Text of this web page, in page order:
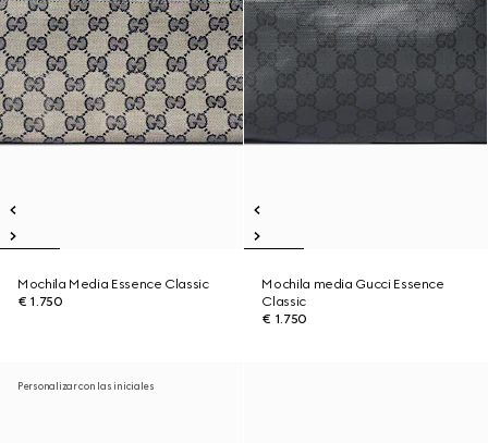
Mochila Media Essence Classic
€ 1.750
Mochila media Gucci Essence
Classic
€ 1.750
Personalizar con las iniciales